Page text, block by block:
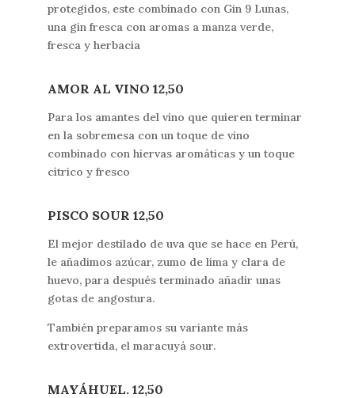
protegidos, este combinado con Gin 9 Lunas,
una gin fresca con aromas a manza verde,
fresca y herbacia
AMOR AL VINO 12,50
Para los amantes del vino que quieren terminar
en la sobremesa con un toque de vino
combinado con hiervas aromáticas y un toque
cítrico y fresco
PISCO SOUR 12,50
El mejor destilado de uva que se hace en Perú,
le añadimos azúcar, zumo de lima y clara de
huevo, para después terminado añadir unas
gotas de angostura.
También preparamos su variante más
extrovertida, el maracuyá sour.
MAYÁHUEL. 12,50